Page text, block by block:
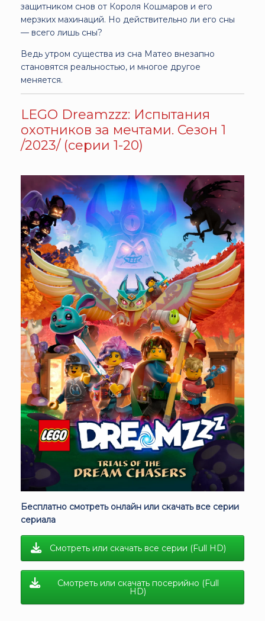
защитником снов от Короля Кошмаров и его
мерзких махинаций. Но действительно ли его сны
— всего лишь сны?
Ведь утром существа из сна Матео внезапно
становятся реальностью, и многое другое
меняется.
LEGO Dreamzzz: Испытания
охотников за мечтами. Сезон 1
/2023/ (серии 1-20)
Бесплатно смотреть онлайн или скачать все серии
сериала
Смотреть или скачать все серии (Full HD)
Смотреть или скачать посерийно (Full
HD)